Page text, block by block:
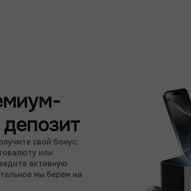
свой бонус:
или
активную
мы берем на